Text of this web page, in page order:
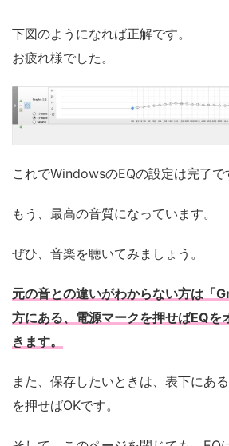
下図のようになれば正解です。
お疲れ様でした。
これでWindowsのEQの設定は完了で
もう、最高の音質になっています。
ぜひ、音楽を聴いてみましょう。
元の音との違いがわからない方は「
方にある、電源マークを押せばEQを
きます。
また、保存したいときは、表下にあ
を押せばOKです。